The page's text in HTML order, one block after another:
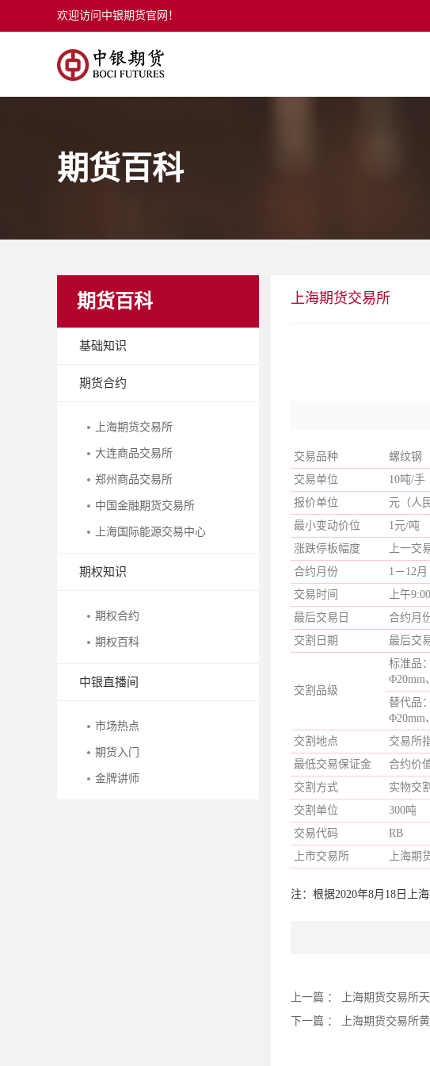
欢迎访问中银期货官网！
期货百科
期货百科
基础知识
期货合约
上海期货交易所
大连商品交易所
郑州商品交易所
中国金融期货交易所
上海国际能源交易中心
期权知识
期权合约
期权百科
中银直播间
市场热点
期货入门
金牌讲师
上海期货交易所
交易品种
螺纹钢
交易单位
10吨/手
报价单位
元（人
最小变动价位
1元/吨
涨跌停板幅度
上一交
合约月份
1－12月
交易时间
上午
最后交易日
合约月
交割日期
最后交
交割品级
标准品
Φ20mm
替代品
Φ20mm
交割地点
交易所
最低交易保证金
合约价
交割方式
实物交割
交割单位
300吨
交易代码
RB
上市交易所
上海期
注：根据2020年8月18日上
上一篇 ： 上海期货交易所
下一篇 ：
上海期货交易所